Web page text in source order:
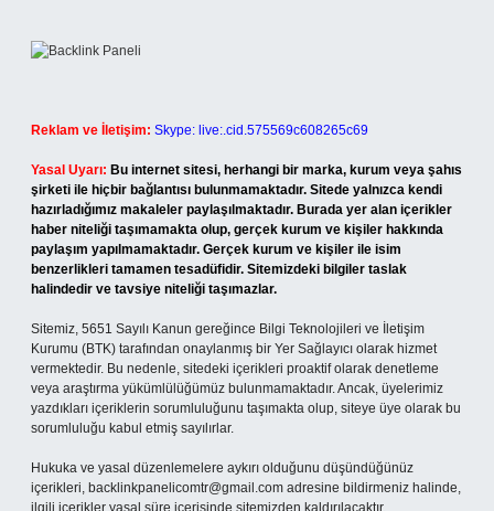
Reklam ve İletişim: Skype: live:.cid.575569c608265c69
Yasal Uyarı: Bu internet sitesi, herhangi bir marka, kurum veya şahıs
şirketi ile hiçbir bağlantısı bulunmamaktadır. Sitede yalnızca kendi
hazırladığımız makaleler paylaşılmaktadır. Burada yer alan içerikler
haber niteliği taşımamakta olup, gerçek kurum ve kişiler hakkında
paylaşım yapılmamaktadır. Gerçek kurum ve kişiler ile isim
benzerlikleri tamamen tesadüfidir. Sitemizdeki bilgiler taslak
halindedir ve tavsiye niteliği taşımazlar.
Sitemiz, 5651 Sayılı Kanun gereğince Bilgi Teknolojileri ve İletişim
Kurumu (BTK) tarafından onaylanmış bir Yer Sağlayıcı olarak hizmet
vermektedir. Bu nedenle, sitedeki içerikleri proaktif olarak denetleme
veya araştırma yükümlülüğümüz bulunmamaktadır. Ancak, üyelerimiz
yazdıkları içeriklerin sorumluluğunu taşımakta olup, siteye üye olarak bu
sorumluluğu kabul etmiş sayılırlar.
Hukuka ve yasal düzenlemelere aykırı olduğunu düşündüğünüz
içerikleri, backlinkpanelicomtr@gmail.com adresine bildirmeniz halinde,
ilgili içerikler yasal süre içerisinde sitemizden kaldırılacaktır.